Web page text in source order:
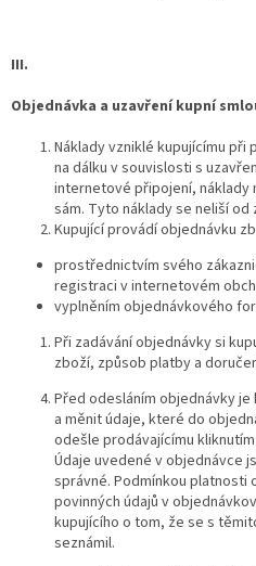
III.
Objednávka a uzavření kupní
Náklady vzniklé kupujícímu
na dálku v souvislosti s
internetové připojení, náklady
sám. Tyto náklady se neliší od
Kupující provádí objednávku
prostřednictvím svého
registraci v internetovém
vyplněním objednávkového
Při zadávání objednávky si
zboží, způsob platby a
Před odesláním objednávky
a měnit údaje, které do
odešle prodávajícímu
Údaje uvedené v objednávce
správné. Podmínkou platnosti
povinných údajů v
kupujícího o tom, že se s
seznámil.